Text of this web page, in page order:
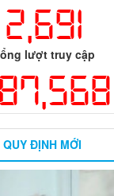
2,691
lượt truy cập
ĐỊNH MỚI